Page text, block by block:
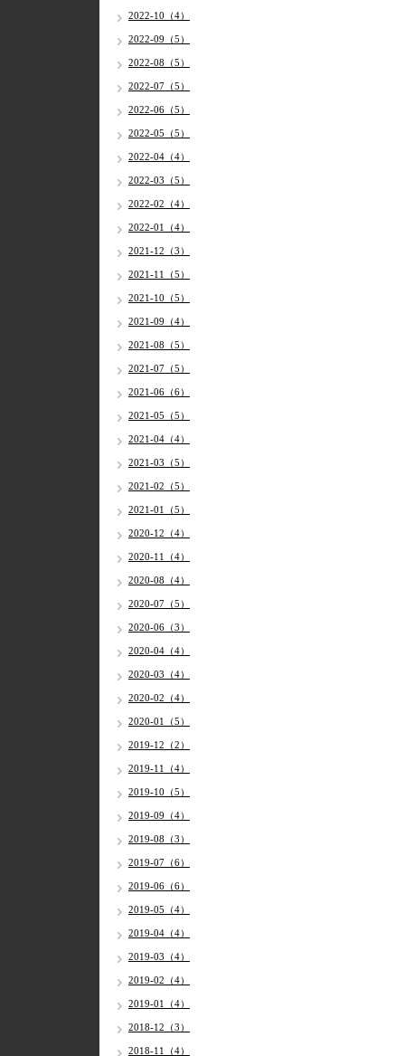
2022-10（4）
2022-09（5）
2022-08（5）
2022-07（5）
2022-06（5）
2022-05（5）
2022-04（4）
2022-03（5）
2022-02（4）
2022-01（4）
2021-12（3）
2021-11（5）
2021-10（5）
2021-09（4）
2021-08（5）
2021-07（5）
2021-06（6）
2021-05（5）
2021-04（4）
2021-03（5）
2021-02（5）
2021-01（5）
2020-12（4）
2020-11（4）
2020-08（4）
2020-07（5）
2020-06（3）
2020-04（4）
2020-03（4）
2020-02（4）
2020-01（5）
2019-12（2）
2019-11（4）
2019-10（5）
2019-09（4）
2019-08（3）
2019-07（6）
2019-06（6）
2019-05（4）
2019-04（4）
2019-03（4）
2019-02（4）
2019-01（4）
2018-12（3）
2018-11（4）